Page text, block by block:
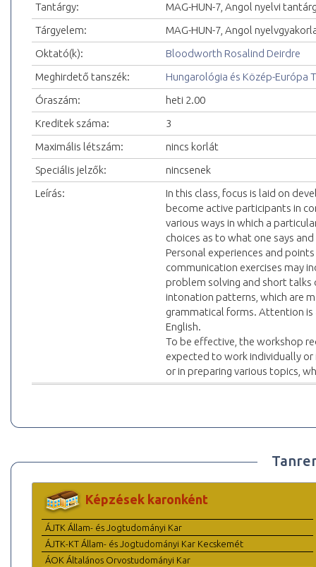
Tantárgy:
MAG-HUN-7, Angol nyelvi
Tárgyelem:
MAG-HUN-7, Angol
Oktató(k):
Bloodworth Rosalind Deirdre
Meghirdető tanszék:
Hungarológia és Közép-Európa
Óraszám:
heti 2.00
Kreditek száma:
3
Maximális létszám:
nincs korlát
Speciális jelzők:
nincsenek
Leírás:
In this class, focus is laid on
become active participants in
various ways in which a
choices as to what one says
Personal experiences and
communication exercises may
problem solving and short talks
intonation patterns, which are
grammatical forms. Attention
English.
To be effective, the workshop
expected to work individually or
or in preparing various topics,
Képzések karonként
ÁJTK Állam- és Jogtudományi Kar
ÁJTK-KT Állam- és Jogtudományi Kar Kecskemét
ÁOK Általános Orvostudományi Kar